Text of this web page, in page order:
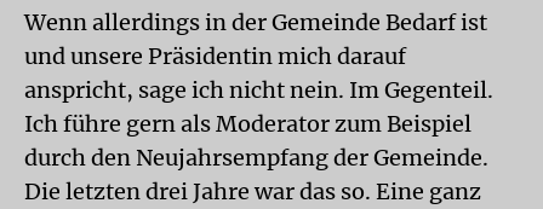
Wenn allerdings in der Gemeinde Bedarf ist
und unsere Präsidentin mich darauf
anspricht, sage ich nicht nein. Im Gegenteil.
Ich führe gern als Moderator zum Beispiel
durch den Neujahrsempfang der Gemeinde.
Die letzten drei Jahre war das so. Eine ganz